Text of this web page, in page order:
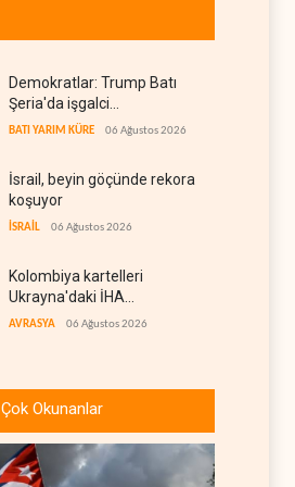
Demokratlar: Trump Batı
Şeria'da işgalci
yerleşimcilere cezasızlık
BATI YARIM KÜRE 06 Ağustos 2026
İsrail, beyin göçünde rekora
koşuyor
İSRAİL 06 Ağustos 2026
Kolombiya kartelleri
Ukrayna'daki İHA
teknolojisinin peşine düştü
AVRASYA 06 Ağustos 2026
petrol fiyatını altı yılın en
düşüğüne indirdi
İsrail, Afrika Boynuzu'nu
Çok Okunanlar